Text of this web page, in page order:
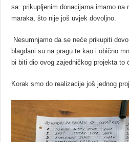
sa prikupljenim donacijama imamo na
maraka, što nije još uvjek dovoljno.
Nesumnjamo da se neće prikupiti
blagdani su na pragu te kao i obično
bi biti dio ovog zajedničkog projekta to
Korak smo do realizacije još jednog